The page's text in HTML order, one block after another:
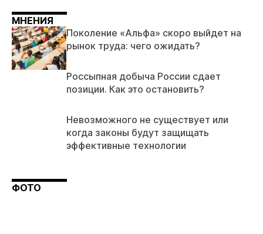
МНЕНИЯ
Поколение «Альфа» скоро выйдет на
рынок труда: чего ожидать?
Россыпная добыча России сдает
позиции. Как это остановить?
Невозможного не существует или
когда законы будут защищать
эффективные технологии
ФОТО